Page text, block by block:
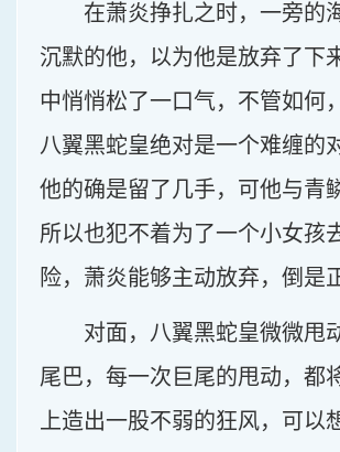
在萧炎挣扎之时，一旁的
沉默的他，以为他是放弃了下
中悄悄松了一口气，不管如何
八翼黑蛇皇绝对是一个难缠的
他的确是留了几手，可他与青
所以也犯不着为了一个小女孩
险，萧炎能够主动放弃，倒是
对面，八翼黑蛇皇微微甩
尾巴，每一次巨尾的甩动，都
上造出一股不弱的狂风，可以